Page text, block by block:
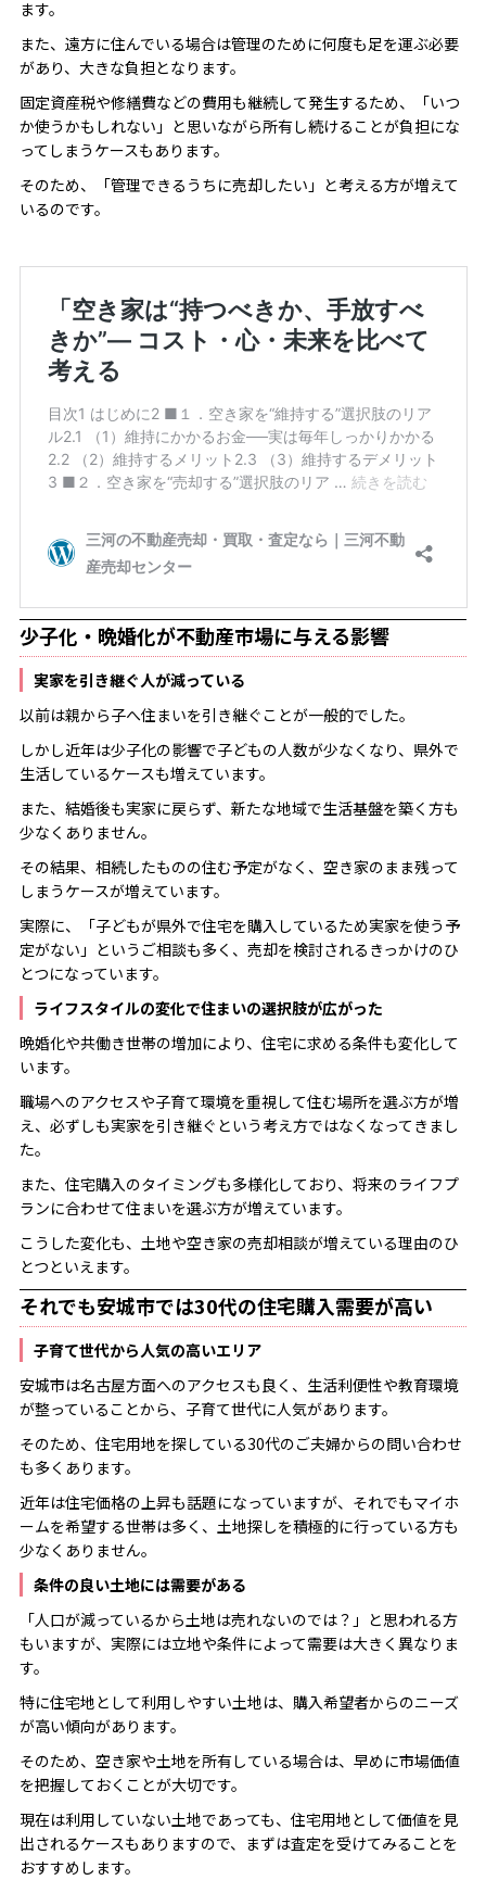
ます。
また、遠方に住んでいる場合は管理のために何度も足を運ぶ必要
があり、大きな負担となります。
固定資産税や修繕費などの費用も継続して発生するため、「いつ
か使うかもしれない」と思いながら所有し続けることが負担にな
ってしまうケースもあります。
そのため、「管理できるうちに売却したい」と考える方が増えて
いるのです。
少子化・晩婚化が不動産市場に与える影響
実家を引き継ぐ人が減っている
以前は親から子へ住まいを引き継ぐことが一般的でした。
しかし近年は少子化の影響で子どもの人数が少なくなり、県外で
生活しているケースも増えています。
また、結婚後も実家に戻らず、新たな地域で生活基盤を築く方も
少なくありません。
その結果、相続したものの住む予定がなく、空き家のまま残って
しまうケースが増えています。
実際に、「子どもが県外で住宅を購入しているため実家を使う予
定がない」というご相談も多く、売却を検討されるきっかけのひ
とつになっています。
ライフスタイルの変化で住まいの選択肢が広がった
晩婚化や共働き世帯の増加により、住宅に求める条件も変化して
います。
職場へのアクセスや子育て環境を重視して住む場所を選ぶ方が増
え、必ずしも実家を引き継ぐという考え方ではなくなってきまし
た。
また、住宅購入のタイミングも多様化しており、将来のライフプ
ランに合わせて住まいを選ぶ方が増えています。
こうした変化も、土地や空き家の売却相談が増えている理由のひ
とつといえます。
それでも安城市では30代の住宅購入需要が高い
子育て世代から人気の高いエリア
安城市は名古屋方面へのアクセスも良く、生活利便性や教育環境
が整っていることから、子育て世代に人気があります。
そのため、住宅用地を探している30代のご夫婦からの問い合わせ
も多くあります。
近年は住宅価格の上昇も話題になっていますが、それでもマイホ
ームを希望する世帯は多く、土地探しを積極的に行っている方も
少なくありません。
条件の良い土地には需要がある
「人口が減っているから土地は売れないのでは？」と思われる方
もいますが、実際には立地や条件によって需要は大きく異なりま
す。
特に住宅地として利用しやすい土地は、購入希望者からのニーズ
が高い傾向があります。
そのため、空き家や土地を所有している場合は、早めに市場価値
を把握しておくことが大切です。
現在は利用していない土地であっても、住宅用地として価値を見
出されるケースもありますので、まずは査定を受けてみることを
おすすめします。